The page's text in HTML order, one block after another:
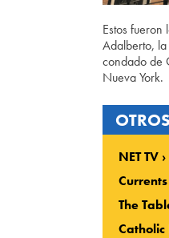
Estos fueron
Adalberto,
condado de
Nueva York.
NET TV
Currents
The